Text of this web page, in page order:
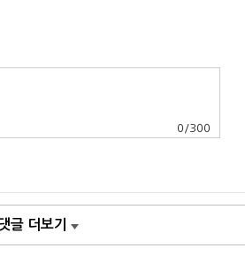
0 /300
글 더보기